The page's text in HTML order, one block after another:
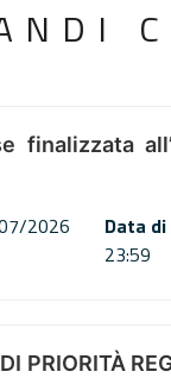
finalizzata
2026
Data
23:59
PRIORITÀ